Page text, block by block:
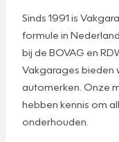
Sinds 1991 is
formule in
bij de BOVAG en
Vakgarages bieden
automerken. Onze
hebben kennis om
onderhouden.